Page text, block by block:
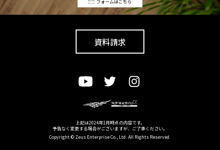
フォームはこちら
資料請求
上記は2024年1月時点の内容です。
予告なく変更する場合がございますが、ご了承ください。
Copyright © Zeus Enterprise Co., Ltd. All Rights Reserved.